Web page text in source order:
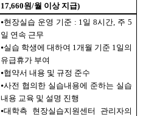
17,660원/월 이상 지급)
⦁현장실습 운영 기준 : 1일 8시간, 주 5
일 연속 근무
⦁실습 학생에 대하여 1개월 기준 1일의
유급휴가 부여
⦁협약서 내용 및 규정 준수
⦁사전 협의한 실습내용에 준하는 실습
내용 교육 및 설명 진행
⦁대학측 현장실습지원센터 관리자의